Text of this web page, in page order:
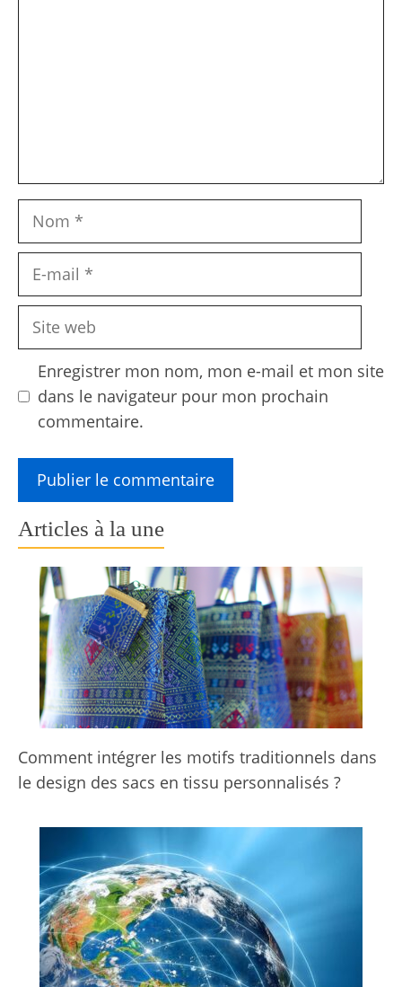
Nom
Site
Enregistrer mon nom, mon e-mail et mon site
dans le navigateur pour mon prochain
commentaire.
Articles à la une
Comment intégrer les motifs traditionnels dans
le design des sacs en tissu personnalisés ?